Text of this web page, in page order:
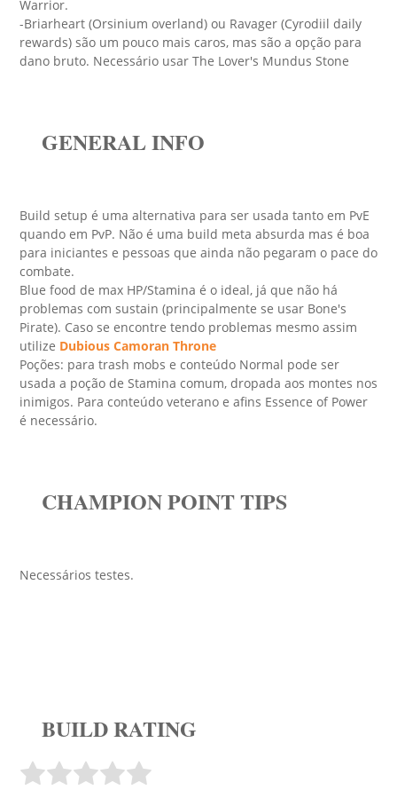
Warrior.
-Briarheart (Orsinium overland) ou Ravager (Cyrodiil daily
rewards) são um pouco mais caros, mas são a opção para
dano bruto. Necessário usar The Lover's Mundus Stone
GENERAL INFO
Build setup é uma alternativa para ser usada tanto em PvE
quando em PvP. Não é uma build meta absurda mas é boa
para iniciantes e pessoas que ainda não pegaram o pace do
combate.
Blue food de max HP/Stamina é o ideal, já que não há
problemas com sustain (principalmente se usar Bone's
Pirate). Caso se encontre tendo problemas mesmo assim
utilize Dubious Camoran Throne
Poções: para trash mobs e conteúdo Normal pode ser
usada a poção de Stamina comum, dropada aos montes nos
inimigos. Para conteúdo veterano e afins Essence of Power
é necessário.
CHAMPION POINT TIPS
Necessários testes.
BUILD RATING